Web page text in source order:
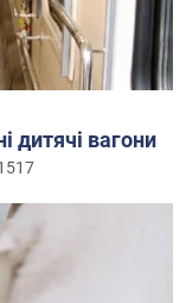
дитячі вагони